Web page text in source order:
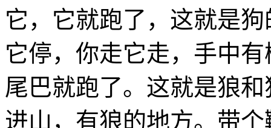
它，它就跑了，这就是
它停，你走它走，手中
尾巴就跑了。这就是狼
进山，有狼的地方。带